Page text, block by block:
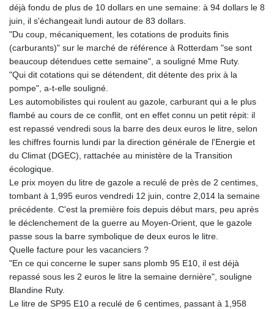
déjà fondu de plus de 10 dollars en une semaine: à 94 dollars le 8
juin, il s'échangeait lundi autour de 83 dollars.
"Du coup, mécaniquement, les cotations de produits finis
(carburants)" sur le marché de référence à Rotterdam "se sont
beaucoup détendues cette semaine", a souligné Mme Ruty.
"Qui dit cotations qui se détendent, dit détente des prix à la
pompe", a-t-elle souligné.
Les automobilistes qui roulent au gazole, carburant qui a le plus
flambé au cours de ce conflit, ont en effet connu un petit répit: il
est repassé vendredi sous la barre des deux euros le litre, selon
les chiffres fournis lundi par la direction générale de l'Energie et
du Climat (DGEC), rattachée au ministère de la Transition
écologique.
Le prix moyen du litre de gazole a reculé de près de 2 centimes,
tombant à 1,995 euros vendredi 12 juin, contre 2,014 la semaine
précédente. C'est la première fois depuis début mars, peu après
le déclenchement de la guerre au Moyen-Orient, que le gazole
passe sous la barre symbolique de deux euros le litre.
Quelle facture pour les vacanciers ?
"En ce qui concerne le super sans plomb 95 E10, il est déjà
repassé sous les 2 euros le litre la semaine dernière", souligne
Blandine Ruty.
Le litre de SP95 E10 a reculé de 6 centimes, passant à 1,958